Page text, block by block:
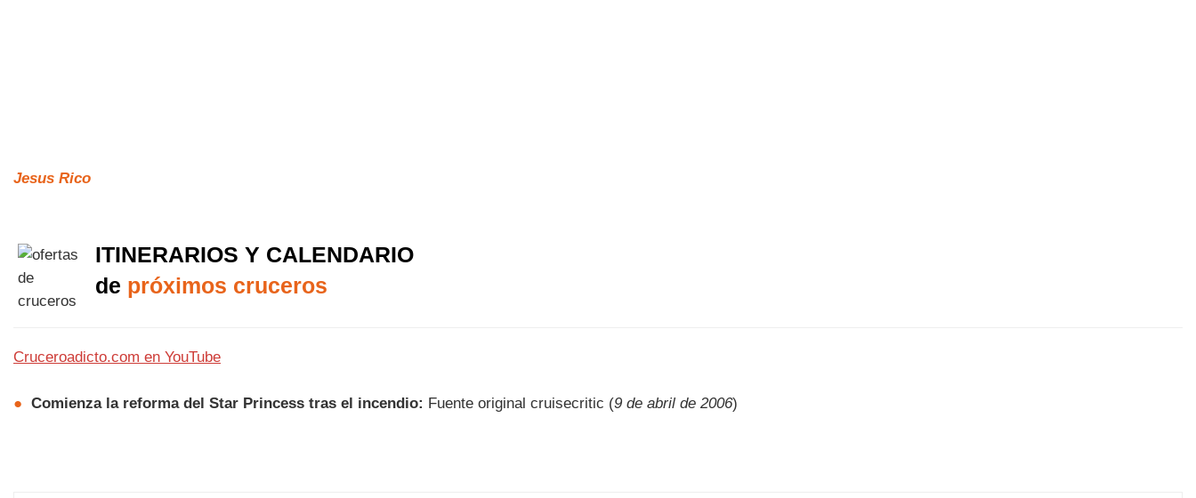
Jesus Rico
ITINERARIOS Y CALENDARIO
de próximos cruceros
Cruceroadicto.com en YouTube
● Comienza la reforma del Star Princess tras el incendio: Fuente original cruisecritic (9 de abril de 2006)